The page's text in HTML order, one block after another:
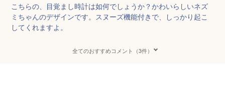
こちらの、目覚まし時計は如何でしょうか？かわいらしいネズ
ミちゃんのデザインです。スヌーズ機能付きで、しっかり起こ
してくれますよ。
全てのおすすめコメント（3件）